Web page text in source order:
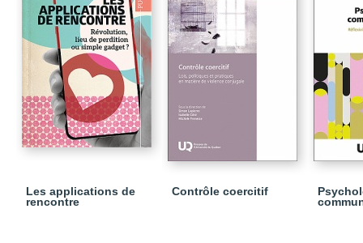
Les applications de
rencontre
Contrôle coercitif